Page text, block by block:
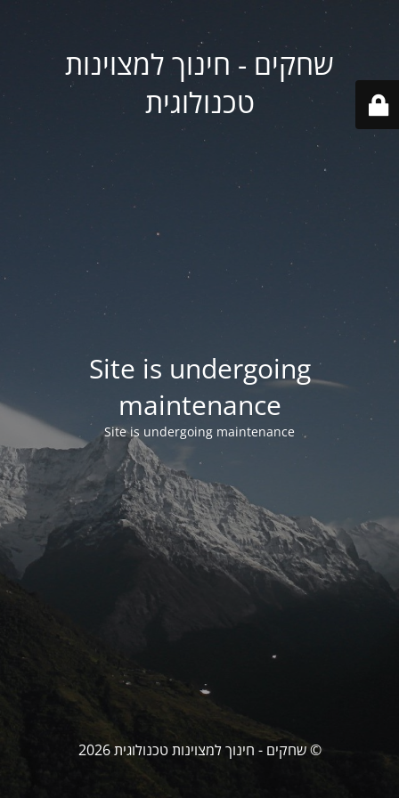
שחקים - חינוך למצוינות
טכנולוגית
Site is undergoing
maintenance
Site is undergoing maintenance
© שחקים - חינוך למצוינות טכנולוגית 2026